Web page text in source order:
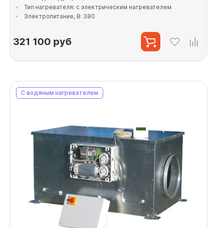
Тип нагревателя: с электрическим нагревателем
Электропитание, В: 380
321 100 руб
С водяным нагревателем